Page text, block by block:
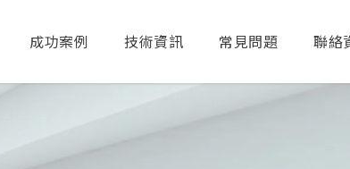
成功案例 技術資訊 常見問題 聯絡